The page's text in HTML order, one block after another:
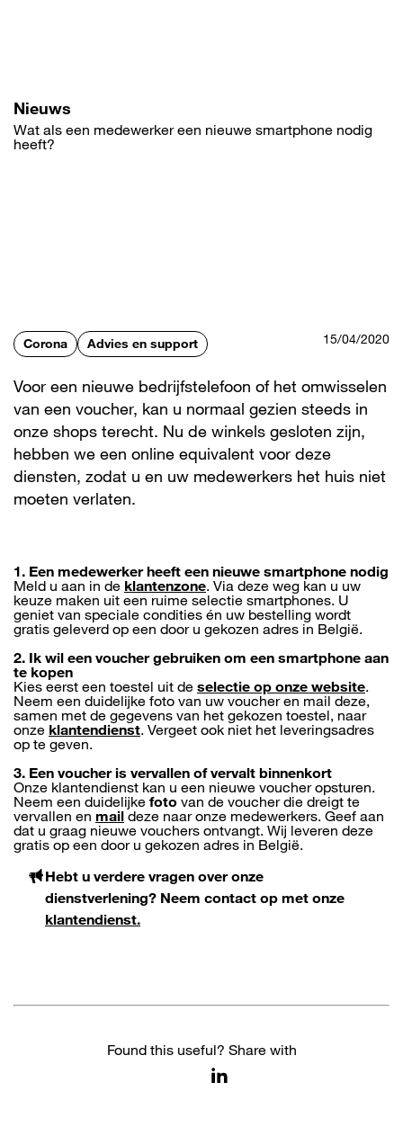
Nieuws
Wat als een medewerker een nieuwe smartphone nodig
heeft?
Corona Advies en support 15/04/2020
Voor een nieuwe bedrijfstelefoon of het omwisselen
van een voucher, kan u normaal gezien steeds in
onze shops terecht. Nu de winkels gesloten zijn,
hebben we een online equivalent voor deze
diensten, zodat u en uw medewerkers het huis niet
moeten verlaten.
1. Een medewerker heeft een nieuwe smartphone nodig
Meld u aan in de klantenzone. Via deze weg kan u uw
keuze maken uit een ruime selectie smartphones. U
geniet van speciale condities én uw bestelling wordt
gratis geleverd op een door u gekozen adres in België.
2. Ik wil een voucher gebruiken om een smartphone aan
te kopen
Kies eerst een toestel uit de selectie op onze website.
Neem een duidelijke foto van uw voucher en mail deze,
samen met de gegevens van het gekozen toestel, naar
onze klantendienst. Vergeet ook niet het leveringsadres
op te geven.
3. Een voucher is vervallen of vervalt binnenkort
Onze klantendienst kan u een nieuwe voucher opsturen.
Neem een duidelijke foto van de voucher die dreigt te
vervallen en mail deze naar onze medewerkers. Geef aan
dat u graag nieuwe vouchers ontvangt. Wij leveren deze
gratis op een door u gekozen adres in België.
Hebt u verdere vragen over onze
dienstverlening? Neem contact op met onze
klantendienst.
Found this useful? Share with